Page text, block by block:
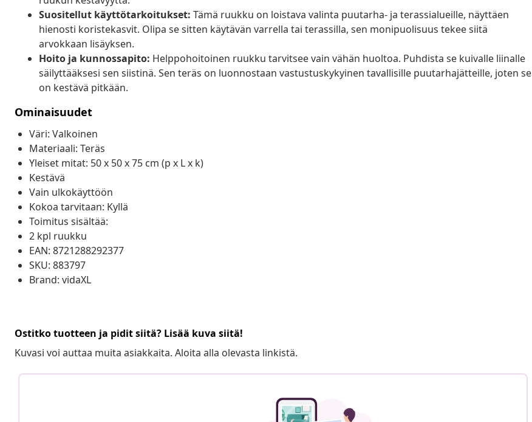
Suositellut käyttötarkoitukset: Tämä ruukku on loistava valinta puutarha- ja terassialueille, näyttäen
hienosti koristekasvit. Olipa se sitten käytävän varrella tai terassilla, sen monipuolisuus tekee siitä
arvokkaan lisäyksen.
Hoito ja kunnossapito: Helppohoitoinen ruukku tarvitsee vain vähän huoltoa. Puhdista se kuivalle liinalle
säilyttääksesi sen siistinä. Sen teräs on luonnostaan vastustuskykyinen tavallisille puutarhajätteille, joten se
on kestävä pitkään.
Ominaisuudet
Väri: Valkoinen
Materiaali: Teräs
Yleiset mitat: 50 x 50 x 75 cm (p x L x k)
Kestävä
Vain ulkokäyttöön
Kokoa tarvitaan: Kyllä
Toimitus sisältää:
2 kpl ruukku
EAN: 8721288292377
SKU: 883797
Brand: vidaXL
Ostitko tuotteen ja pidit siitä? Lisää kuva siitä!
Kuvasi voi auttaa muita asiakkaita. Aloita alla olevasta linkistä.